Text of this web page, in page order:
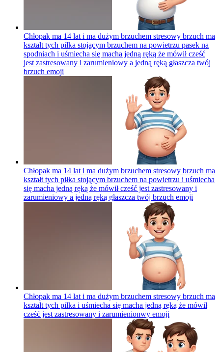
Chłopak ma 14 lat i ma dużym brzuchem stresowy brzuch ma
kształt tych piłka stojącym brzuchem na powietrzu pasek na
spodniach i uśmiecha się macha jedną ręką że mówił cześć
jest zastresowany i zarumieniowy a jedną ręką głaszcza twój
brzuch emoji
Chłopak ma 14 lat i ma dużym brzuchem stresowy brzuch ma
kształt tych piłka stojącym brzuchem na powietrzu i uśmiecha
się macha jedną ręką że mówił cześć jest zastresowany i
zarumieniowy a jedną ręką głaszcza twój brzuch emoji
Chłopak ma 14 lat i ma dużym brzuchem stresowy brzuch ma
kształt tych piłka i uśmiecha się macha jedną ręką że mówił
cześć jest zastresowany i zarumienionwy emoji